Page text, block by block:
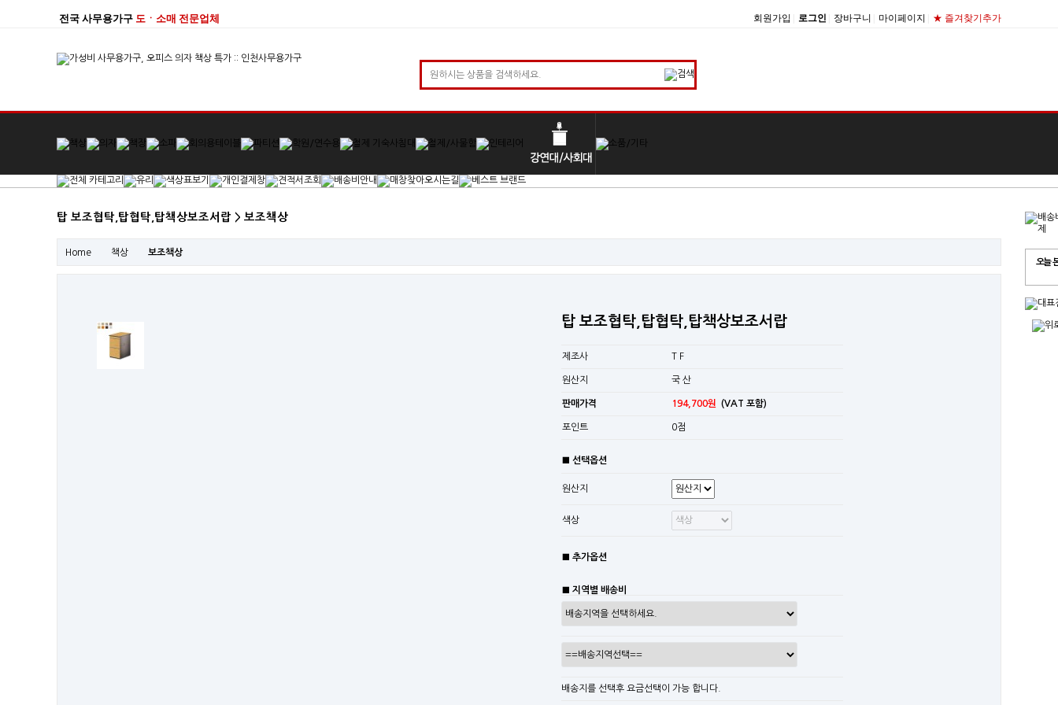
전국 사무용가구 도ㆍ소매 전문업체 회원가입 로그인 장바구니 마이페이지 ★ 즐겨찾기추가
오늘
탑 보조협탁,탑협탁,탑책상보조서랍 > 보조책상
Home 책상 보조책상
탑 보조협탁,탑협탁,탑책상보조서랍
제조사 T F
원산지 국 산
판매가격 194,700원 (VAT 포함)
포인트 0점
■ 선택옵션
원산지
색상
■ 추가옵션
■ 지역별 배송비
배송지를 선택후 요금선택이 가능 합니다.